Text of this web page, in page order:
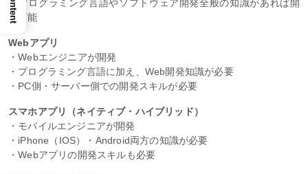
・プログラミング言語やソフトウェア開発全般の知識があれば開
発可能
Webアプリ
・Webエンジニアが開発
・プログラミング言語に加え、Web開発知識が必要
・PC側・サーバー側での開発スキルが必要
スマホアプリ（ネイティブ・ハイブリッド）
・モバイルエンジニアが開発
・iPhone（IOS）・Android両方の知識が必要
・Webアプリの開発スキルも必要